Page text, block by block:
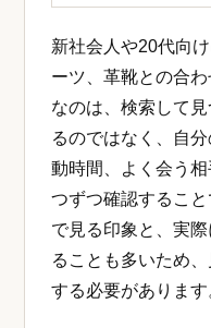
新社会人や20代向
ーツ、革靴との合
なのは、検索して
るのではなく、自
動時間、よく会う
つずつ確認するこ
で見る印象と、実
ることも多いため
する必要があります